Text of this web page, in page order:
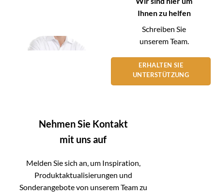
Ihnen zu helfen
Schreiben Sie
unserem Team.
ERHALTEN SIE
UNTERSTÜTZUNG
Nehmen Sie Kontakt
mit uns auf
Melden Sie sich an, um Inspiration,
Produktaktualisierungen und
Sonderangebote von unserem Team zu